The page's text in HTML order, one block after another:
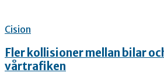
Cision
Fler kollisioner mellan bilar
vårtrafiken